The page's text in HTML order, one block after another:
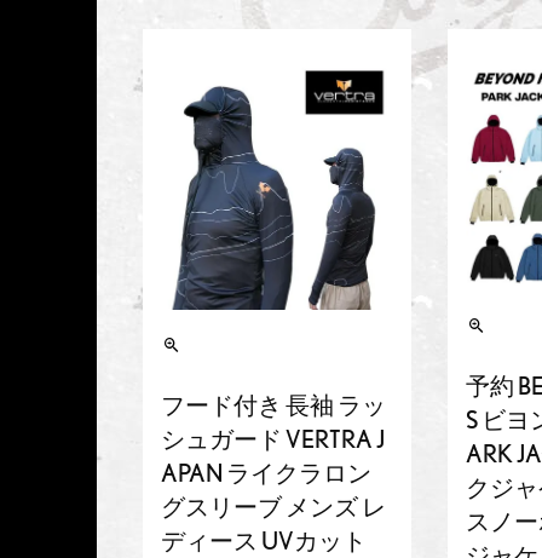
フード付き 長袖 ラッ
シュガード VERTRA J
APAN ライクラロン
グスリーブ メンズ レ
ディース UVカット
予約
S ビヨ
ARK
クジ
スノ